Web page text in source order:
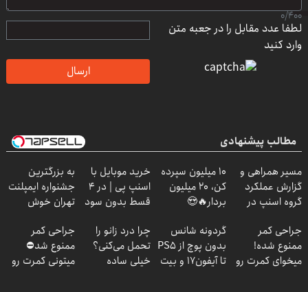
0/400
لطفا عدد مقابل را در جعبه متن
وارد کنید
ارسال
مطالب پیشنهادی
مسیر همراهی و
گزارش عملکرد
گروه اسنپ در
10 میلیون سپرده
کن، 20 میلیون
بردار🔥😍
خرید موبایل با
اسنپ پی | در ۴
قسط بدون سود
به بزرگترین
جشنواره ایمپلنت
تهران خوش
۲۵ میلیون !
جراحی کمر
ممنوع شده!
میخوای کمرت رو
گردونه شانس
بدون پوچ از PS5
تا آیفون17 و بیت
چرا درد زانو را
تحمل می‌کنی؟
خیلی ساده
جراحی کمر
ممنوع شد⛔
میتونی کمرت رو